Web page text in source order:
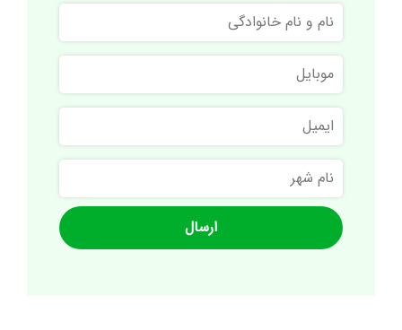
نام
و
نام
خانوادگی
موبایل
ایمیل
نام
شهر